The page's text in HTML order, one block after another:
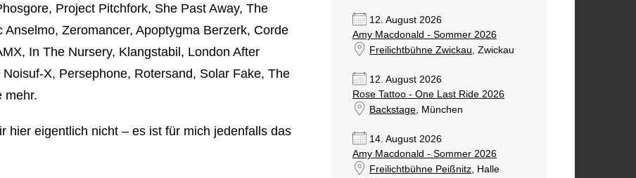
Project Pitchfork, She Past Away, The
Zeromancer, Apoptygma Berzerk, Corde
In The Nursery, Klangstabil, London After
X, Persephone, Rotersand, Solar Fake, The
mehr.
hier eigentlich nicht – es ist für mich jedenfalls das
12. August 2026
Amy Macdonald - Sommer 2026
Freilichtbühne Zwickau, Zwickau
12. August 2026
Rose Tattoo - One Last Ride 2026
Backstage, München
14. August 2026
Amy Macdonald - Sommer 2026
Freilichtbühne Peißnitz, Halle